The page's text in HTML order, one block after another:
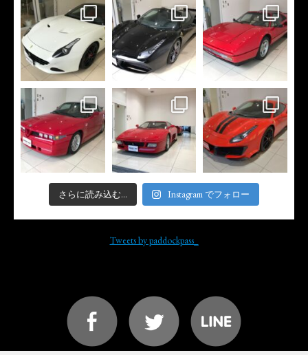
さらに読み込む... Instagram でフォロー
Tweets by paddockpass_